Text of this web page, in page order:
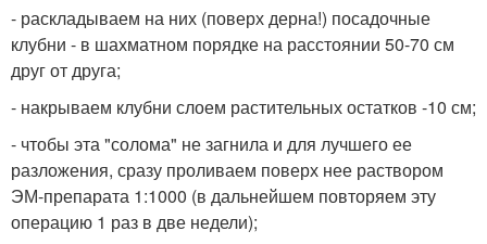
- раскладываем на них (поверх дерна!) посадочные
клубни - в шахматном порядке на расстоянии 50-70 см
друг от друга;
- накрываем клубни слоем растительных остатков -10 см;
- чтобы эта "солома" не загнила и для лучшего ее
разложения, сразу проливаем поверх нее раствором
ЭМ-препарата 1:1000 (в дальнейшем повторяем эту
операцию 1 раз в две недели);